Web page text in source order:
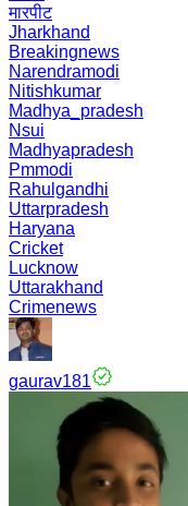
मारपीट
Jharkhand
Breakingnews
Narendramodi
Nitishkumar
Madhya_pradesh
Nsui
Madhyapradesh
Pmmodi
Rahulgandhi
Uttarpradesh
Haryana
Cricket
Lucknow
Uttarakhand
Crimenews
gaurav181